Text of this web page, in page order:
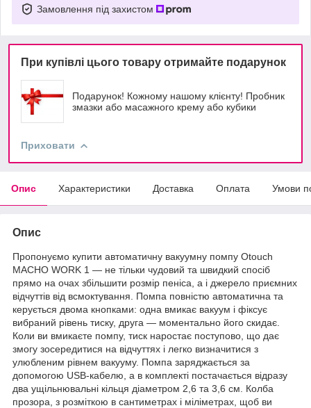
Замовлення під захистом
При купівлі цього товару отримайте подарунок
Подарунок! Кожному нашому клієнту! Пробник
змазки або масажного крему або кубики
Приховати
Опис Характеристики Доставка Оплата Умови
Опис
Пропонуємо купити автоматичну вакуумну помпу Otouch
MACHO WORK 1 — не тільки чудовий та швидкий спосіб
прямо на очах збільшити розмір пеніса, а і джерело приємних
відчуттів від всмоктування. Помпа повністю автоматична та
керується двома кнопками: одна вмикає вакуум і фіксує
вибраний рівень тиску, друга — моментально його скидає.
Коли ви вмикаєте помпу, тиск наростає поступово, що дає
змогу зосередитися на відчуттях і легко визначитися з
улюбленим рівнем вакууму. Помпа заряджається за
допомогою USB-кабелю, а в комплекті постачається відразу
два ущільнювальні кільця діаметром 2,6 та 3,6 см. Колба
прозора, з розміткою в сантиметрах і міліметрах, щоб ви